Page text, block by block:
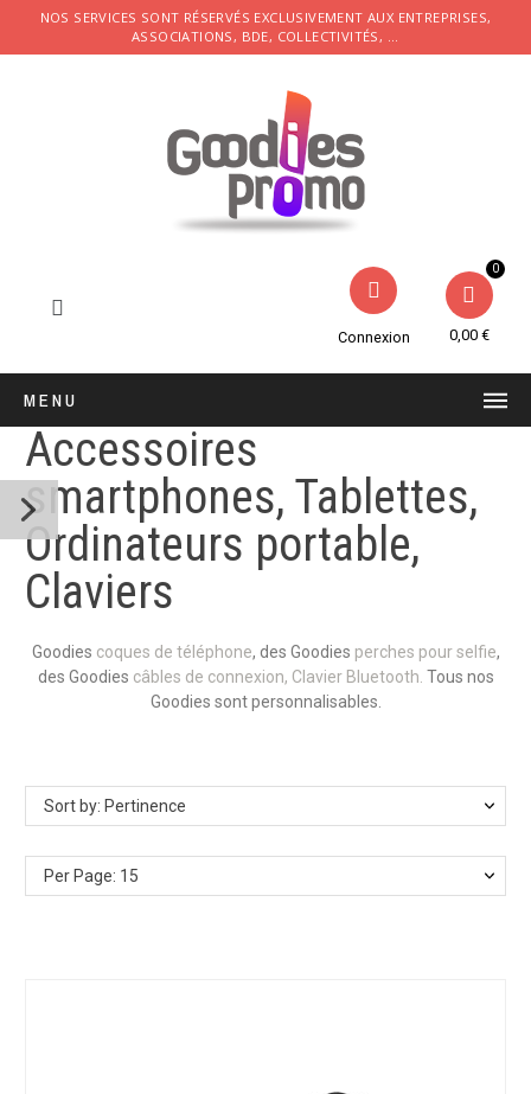
NOS SERVICES SONT RÉSERVÉS EXCLUSIVEMENT AUX ENTREPRISES,
ASSOCIATIONS, BDE, COLLECTIVITÉS, ...
Connexion 0,00 €
MENU
Accessoires
smartphones, Tablettes,
Ordinateurs portable,
Claviers
Goodies coques de téléphone, des Goodies perches pour selfie,
des Goodies câbles de connexion, Clavier Bluetooth. Tous nos
Goodies sont personnalisables.
Sort by: Pertinence
Per Page: 15